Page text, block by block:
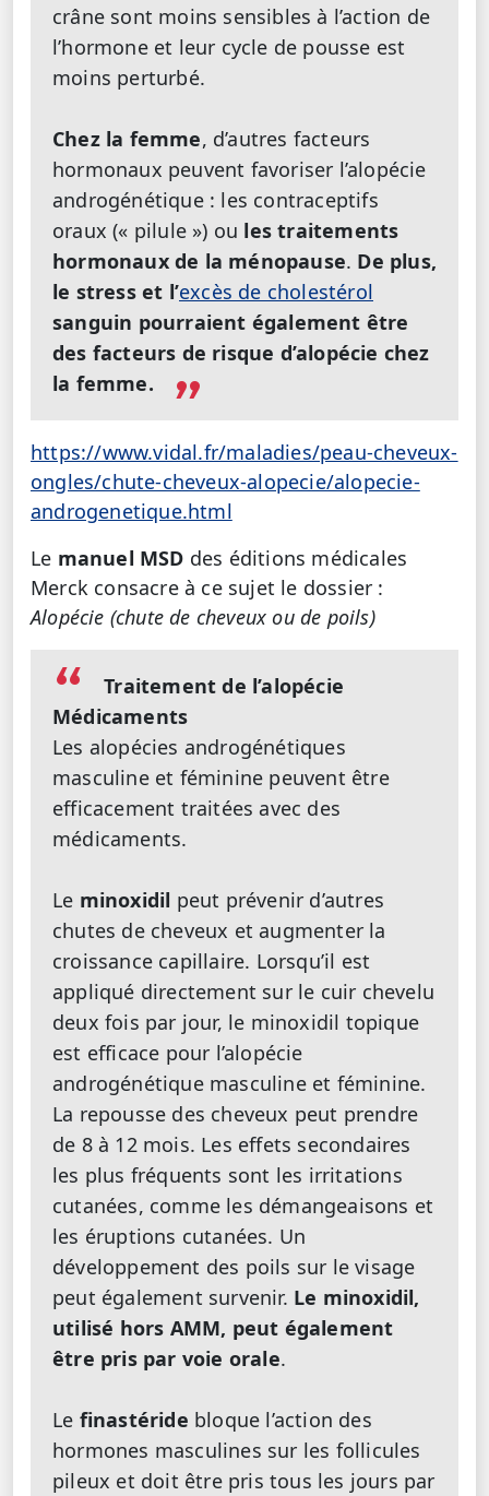
crâne sont moins sensibles à l’action de
l’hormone et leur cycle de pousse est
moins perturbé.
Chez la femme, d’autres facteurs
hormonaux peuvent favoriser l’alopécie
androgénétique : les contraceptifs
oraux (« pilule ») ou les traitements
hormonaux de la ménopause. De plus,
le stress et l’excès de cholestérol
sanguin pourraient également être
des facteurs de risque d’alopécie chez
la femme.
https://www.vidal.fr/maladies/peau-cheveux-
ongles/chute-cheveux-alopecie/alopecie-
androgenetique.html
Le manuel MSD des éditions médicales
Merck consacre à ce sujet le dossier :
Alopécie (chute de cheveux ou de poils)
Traitement de l’alopécie
Médicaments
Les alopécies androgénétiques
masculine et féminine peuvent être
efficacement traitées avec des
médicaments.
Le minoxidil peut prévenir d’autres
chutes de cheveux et augmenter la
croissance capillaire. Lorsqu’il est
appliqué directement sur le cuir chevelu
deux fois par jour, le minoxidil topique
est efficace pour l’alopécie
androgénétique masculine et féminine.
La repousse des cheveux peut prendre
de 8 à 12 mois. Les effets secondaires
les plus fréquents sont les irritations
cutanées, comme les démangeaisons et
les éruptions cutanées. Un
développement des poils sur le visage
peut également survenir. Le minoxidil,
utilisé hors AMM, peut également
être pris par voie orale.
Le finastéride bloque l’action des
hormones masculines sur les follicules
pileux et doit être pris tous les jours par